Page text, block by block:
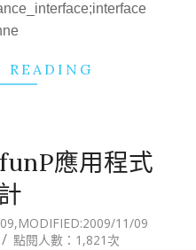
READING
應用程式
,MODIFIED:2009/11/09
點閱人數：1,821次